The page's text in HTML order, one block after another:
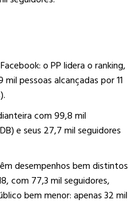
o PP lidera o ranking,
pessoas alcançadas por 11
com 99,8 mil
e seus 27,7 mil seguidores
desempenhos bem distintos
com 77,3 mil seguidores,
bem menor: apenas 32 mil